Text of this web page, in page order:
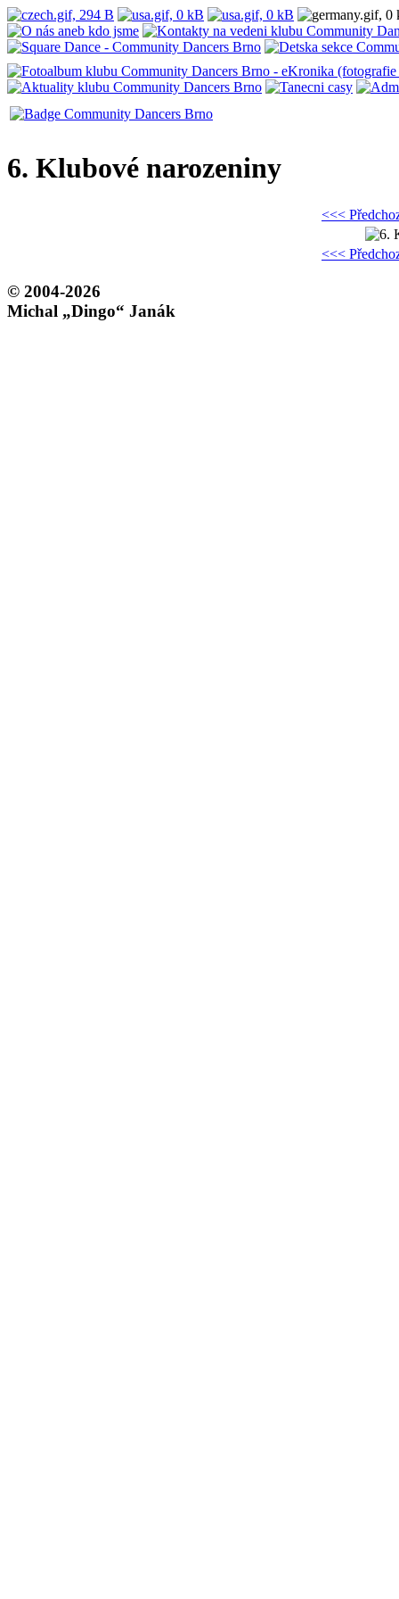
6. Klubové narozeniny
<<<
<<<
© 2004-2026
Michal „Dingo“ Janák